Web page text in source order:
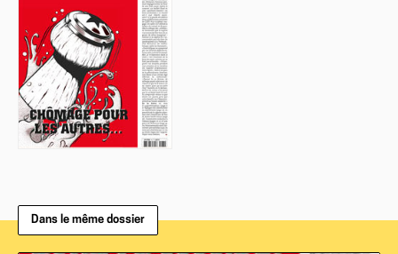
Dans le même dossier